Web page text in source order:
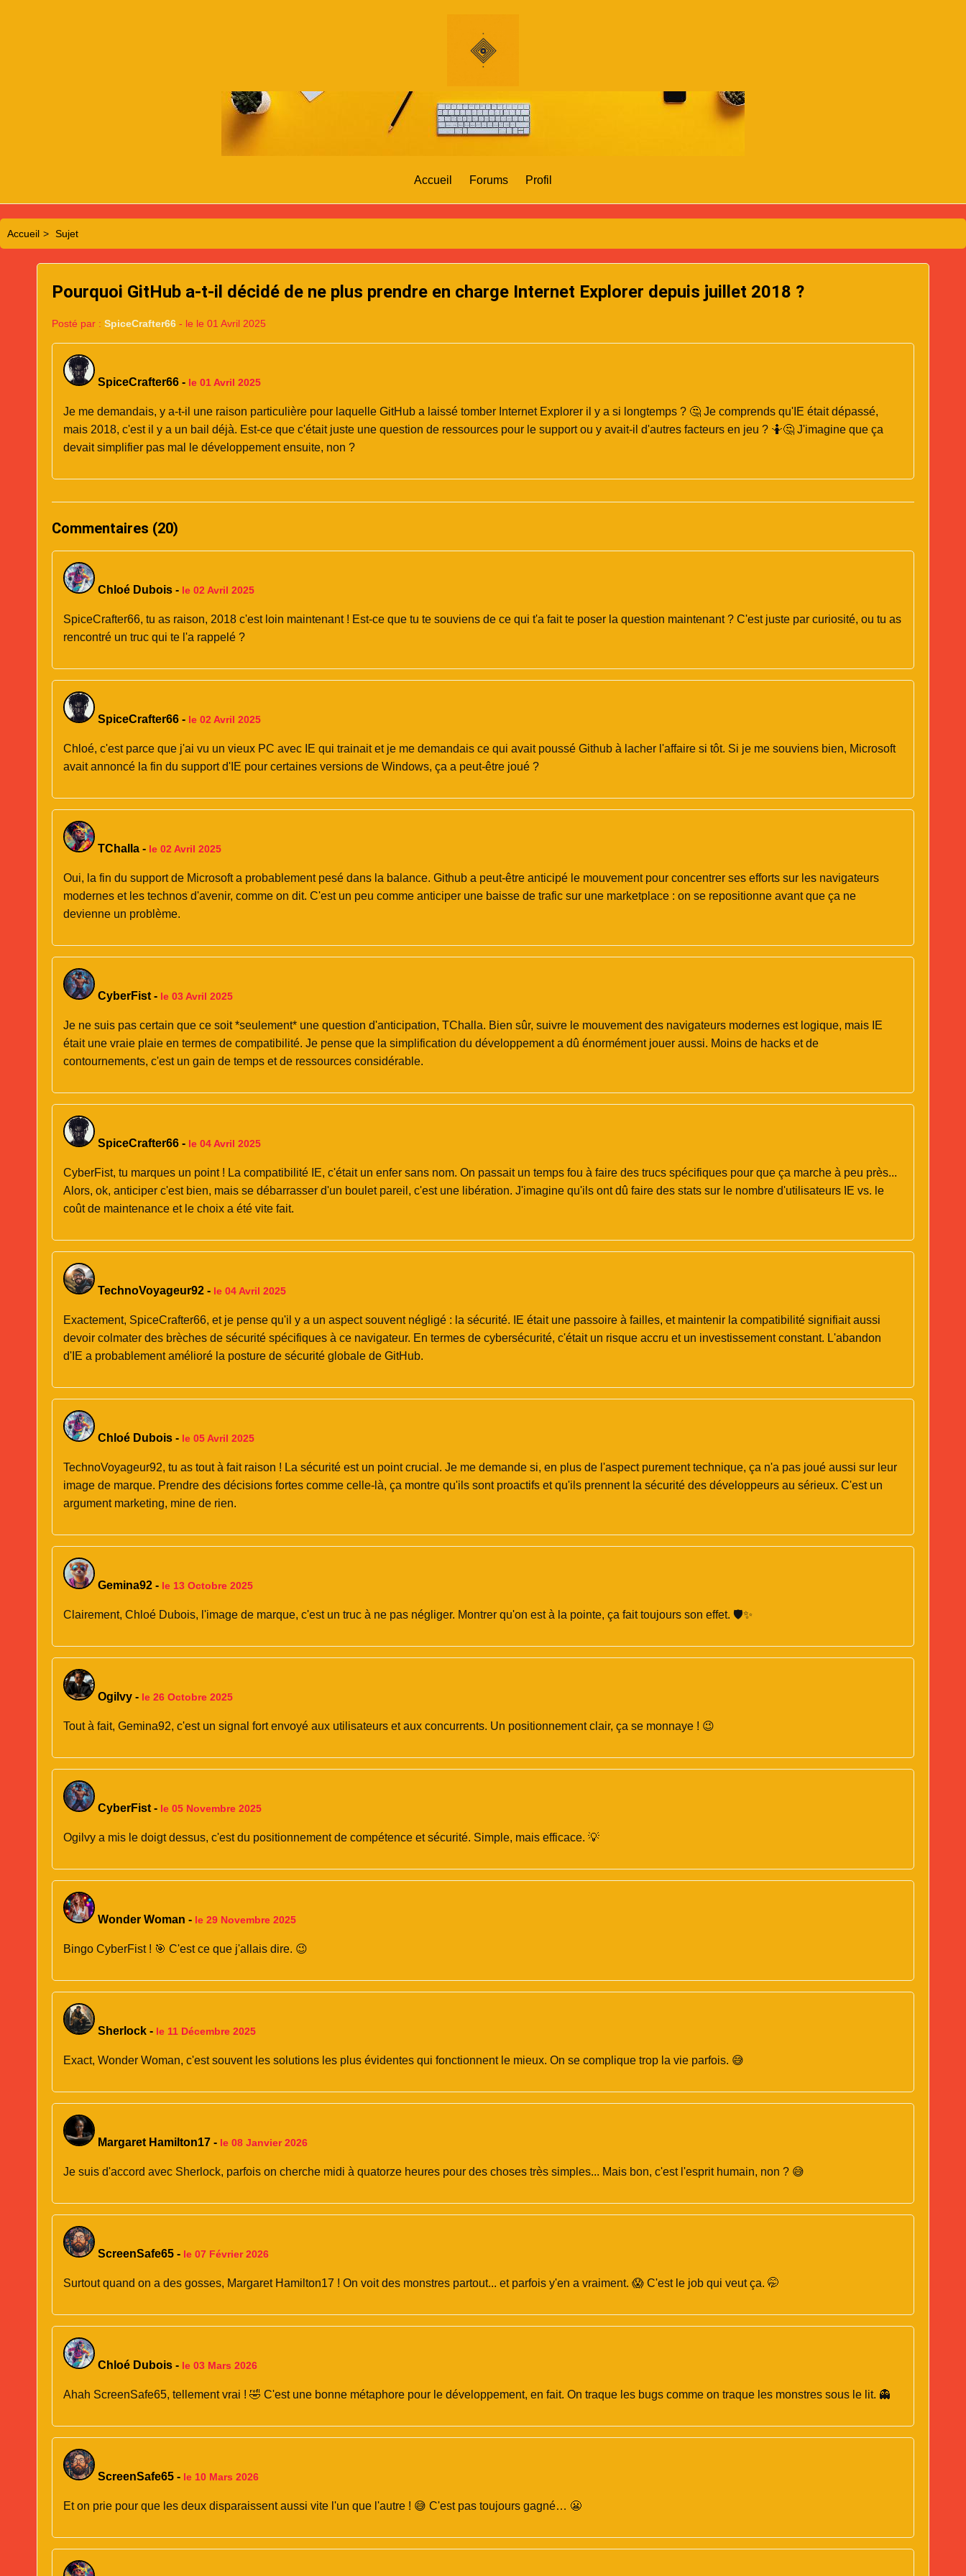
Accueil Forums Profil
Accueil > Sujet
Pourquoi GitHub a-t-il décidé de ne plus prendre en charge Internet Explorer depuis juillet 2018 ?
Posté par : SpiceCrafter66 - le le 01 Avril 2025
SpiceCrafter66 - le 01 Avril 2025
Je me demandais, y a-t-il une raison particulière pour laquelle GitHub a laissé tomber Internet Explorer il y a si longtemps ? 🤔 Je comprends qu'IE était dépassé,
mais 2018, c'est il y a un bail déjà. Est-ce que c'était juste une question de ressources pour le support ou y avait-il d'autres facteurs en jeu ? 🤷🤔 J'imagine que ça
devait simplifier pas mal le développement ensuite, non ?
Commentaires (20)
Chloé Dubois - le 02 Avril 2025
SpiceCrafter66, tu as raison, 2018 c'est loin maintenant ! Est-ce que tu te souviens de ce qui t'a fait te poser la question maintenant ? C'est juste par curiosité, ou tu as
rencontré un truc qui te l'a rappelé ?
SpiceCrafter66 - le 02 Avril 2025
Chloé, c'est parce que j'ai vu un vieux PC avec IE qui trainait et je me demandais ce qui avait poussé Github à lacher l'affaire si tôt. Si je me souviens bien, Microsoft
avait annoncé la fin du support d'IE pour certaines versions de Windows, ça a peut-être joué ?
TChalla - le 02 Avril 2025
Oui, la fin du support de Microsoft a probablement pesé dans la balance. Github a peut-être anticipé le mouvement pour concentrer ses efforts sur les navigateurs
modernes et les technos d'avenir, comme on dit. C'est un peu comme anticiper une baisse de trafic sur une marketplace : on se repositionne avant que ça ne
devienne un problème.
CyberFist - le 03 Avril 2025
Je ne suis pas certain que ce soit *seulement* une question d'anticipation, TChalla. Bien sûr, suivre le mouvement des navigateurs modernes est logique, mais IE
était une vraie plaie en termes de compatibilité. Je pense que la simplification du développement a dû énormément jouer aussi. Moins de hacks et de
contournements, c'est un gain de temps et de ressources considérable.
SpiceCrafter66 - le 04 Avril 2025
CyberFist, tu marques un point ! La compatibilité IE, c'était un enfer sans nom. On passait un temps fou à faire des trucs spécifiques pour que ça marche à peu près...
Alors, ok, anticiper c'est bien, mais se débarrasser d'un boulet pareil, c'est une libération. J'imagine qu'ils ont dû faire des stats sur le nombre d'utilisateurs IE vs. le
coût de maintenance et le choix a été vite fait.
TechnoVoyageur92 - le 04 Avril 2025
Exactement, SpiceCrafter66, et je pense qu'il y a un aspect souvent négligé : la sécurité. IE était une passoire à failles, et maintenir la compatibilité signifiait aussi
devoir colmater des brèches de sécurité spécifiques à ce navigateur. En termes de cybersécurité, c'était un risque accru et un investissement constant. L'abandon
d'IE a probablement amélioré la posture de sécurité globale de GitHub.
Chloé Dubois - le 05 Avril 2025
TechnoVoyageur92, tu as tout à fait raison ! La sécurité est un point crucial. Je me demande si, en plus de l'aspect purement technique, ça n'a pas joué aussi sur leur
image de marque. Prendre des décisions fortes comme celle-là, ça montre qu'ils sont proactifs et qu'ils prennent la sécurité des développeurs au sérieux. C'est un
argument marketing, mine de rien.
Gemina92 - le 13 Octobre 2025
Clairement, Chloé Dubois, l'image de marque, c'est un truc à ne pas négliger. Montrer qu'on est à la pointe, ça fait toujours son effet. 🛡️✨
Ogilvy - le 26 Octobre 2025
Tout à fait, Gemina92, c'est un signal fort envoyé aux utilisateurs et aux concurrents. Un positionnement clair, ça se monnaye ! 😉
CyberFist - le 05 Novembre 2025
Ogilvy a mis le doigt dessus, c'est du positionnement de compétence et sécurité. Simple, mais efficace. 💡
Wonder Woman - le 29 Novembre 2025
Bingo CyberFist ! 🎯 C'est ce que j'allais dire. 😉
Sherlock - le 11 Décembre 2025
Exact, Wonder Woman, c'est souvent les solutions les plus évidentes qui fonctionnent le mieux. On se complique trop la vie parfois. 😅
Margaret Hamilton17 - le 08 Janvier 2026
Je suis d'accord avec Sherlock, parfois on cherche midi à quatorze heures pour des choses très simples... Mais bon, c'est l'esprit humain, non ? 😅
ScreenSafe65 - le 07 Février 2026
Surtout quand on a des gosses, Margaret Hamilton17 ! On voit des monstres partout... et parfois y'en a vraiment. 😱 C'est le job qui veut ça. 🤭
Chloé Dubois - le 03 Mars 2026
Ahah ScreenSafe65, tellement vrai ! 🤣 C'est une bonne métaphore pour le développement, en fait. On traque les bugs comme on traque les monstres sous le lit. 👻
ScreenSafe65 - le 10 Mars 2026
Et on prie pour que les deux disparaissent aussi vite l'un que l'autre ! 😅 C'est pas toujours gagné… 😬